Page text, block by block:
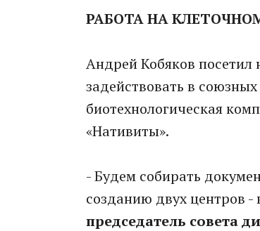
РАБОТАНА
Андрей Кобяков посетил
задействовать в
биотехнологическая
«Нативиты».
- Будем собирать
созданию двух центров -
председатель совета